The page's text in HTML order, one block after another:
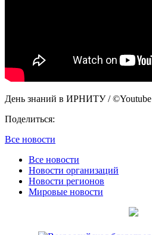
День знаний в ИРНИТУ / ©Youtube
Поделиться:
Все новости
Все новости
Новости организаций
Новости регионов
Мировые новости